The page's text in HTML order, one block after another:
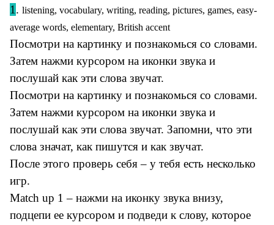
1 . listening, vocabulary, writing, reading, pictures, games, easy-
average words, elementary, British accent
Посмотри на картинку и познакомься со словами.
Затем нажми курсором на иконки звука и
послушай как эти слова звучат.
Посмотри на картинку и познакомься со словами.
Затем нажми курсором на иконки звука и
послушай как эти слова звучат. Запомни, что эти
слова значат, как пишутся и как звучат.
После этого проверь себя – у тебя есть несколько
игр.
Match up 1 – нажми на иконку звука внизу,
подцепи ее курсором и подведи к слову, которое